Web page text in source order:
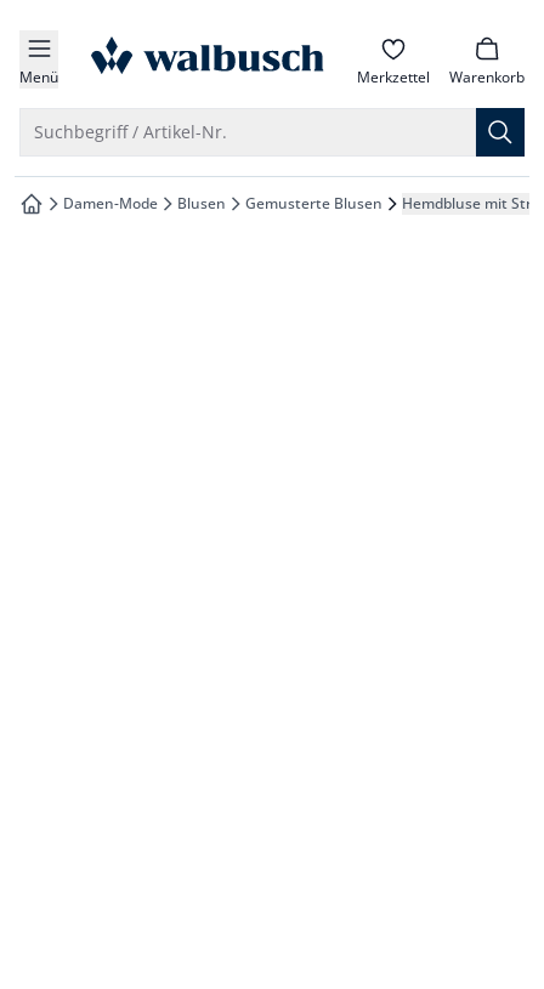
springen
springen
springen
springen
Menü zur Startseite Merkzettel Warenkorb
Suchbegriff / Artikel-Nr.
zur Startseite
Damen-Mode Blusen Gemusterte Blusen Hemdbluse mit